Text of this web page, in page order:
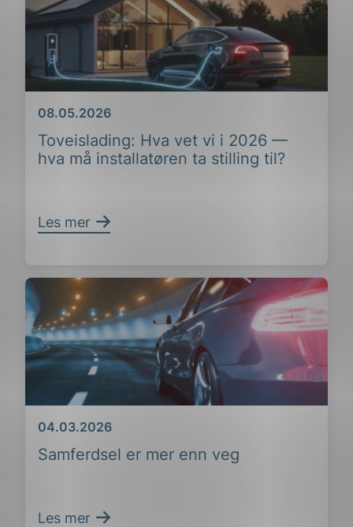
Toveislading: Hva vet vi i 2026 —
hva må installatøren ta stilling til?
Dato
08.05.2026
Les mer
Samferdsel er mer enn veg
Dato
04.03.2026
Les mer